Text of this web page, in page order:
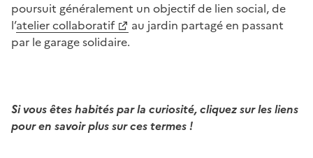
poursuit généralement un objectif de lien social, de
l’atelier collaboratif
au jardin partagé en passant
par le garage solidaire.
Si vous êtes habités par la curiosité, cliquez sur les liens
pour en savoir plus sur ces termes!